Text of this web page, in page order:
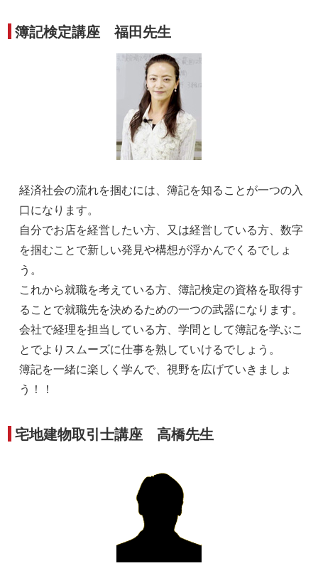
簿記検定講座 福田先生
経済社会の流れを掴むには、簿記を知ることが一つの入
口になります。
自分でお店を経営したい方、又は経営している方、数字
を掴むことで新しい発見や構想が浮かんでくるでしょ
う。
これから就職を考えている方、簿記検定の資格を取得す
ることで就職先を決めるための一つの武器になります。
会社で経理を担当している方、学問として簿記を学ぶこ
とでよりスムーズに仕事を熟していけるでしょう。
簿記を一緒に楽しく学んで、視野を広げていきましょ
う！！
宅地建物取引士講座 高橋先生